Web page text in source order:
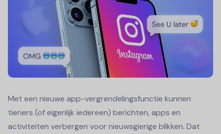
Met een nieuwe app-vergrendelingsfunctie kunnen
tieners (of eigenlijk iedereen) berichten, apps en
activiteiten verbergen voor nieuwsgierige blikken. Dat